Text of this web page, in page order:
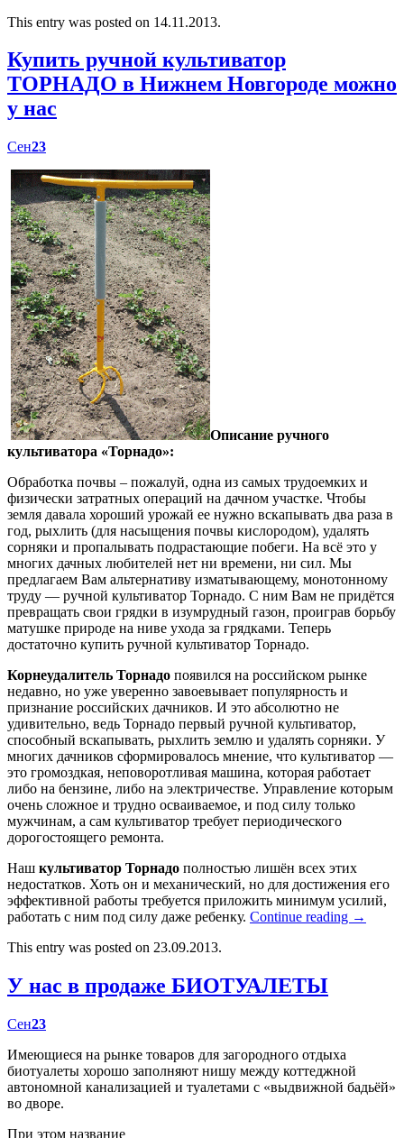
This entry was posted on 14.11.2013.
Купить ручной культиватор
ТОРНАДО в Нижнем Новгороде можно
у нас
Сен23
Описание ручного
культиватора «Торнадо»:
Обработка почвы – пожалуй, одна из самых трудоемких и
физически затратных операций на дачном участке. Чтобы
земля давала хороший урожай ее нужно вскапывать два раза в
год, рыхлить (для насыщения почвы кислородом), удалять
сорняки и пропалывать подрастающие побеги. На всё это у
многих дачных любителей нет ни времени, ни сил. Мы
предлагаем Вам альтернативу изматывающему, монотонному
труду — ручной культиватор Торнадо. С ним Вам не придётся
превращать свои грядки в изумрудный газон, проиграв борьбу
матушке природе на ниве ухода за грядками. Теперь
достаточно купить ручной культиватор Торнадо.
Корнеудалитель Торнадо появился на российском рынке
недавно, но уже уверенно завоевывает популярность и
признание российских дачников. И это абсолютно не
удивительно, ведь Торнадо первый ручной культиватор,
способный вскапывать, рыхлить землю и удалять сорняки. У
многих дачников сформировалось мнение, что культиватор —
это громоздкая, неповоротливая машина, которая работает
либо на бензине, либо на электричестве. Управление которым
очень сложное и трудно осваиваемое, и под силу только
мужчинам, а сам культиватор требует периодического
дорогостоящего ремонта.
Наш культиватор Торнадо полностью лишён всех этих
недостатков. Хоть он и механический, но для достижения его
эффективной работы требуется приложить минимум усилий,
работать с ним под силу даже ребенку. Continue reading →
This entry was posted on 23.09.2013.
У нас в продаже БИОТУАЛЕТЫ
Сен23
Имеющиеся на рынке товаров для загородного отдыха
биотуалеты хорошо заполняют нишу между коттеджной
автономной канализацией и туалетами с «выдвижной бадьёй»
во дворе.
При этом название